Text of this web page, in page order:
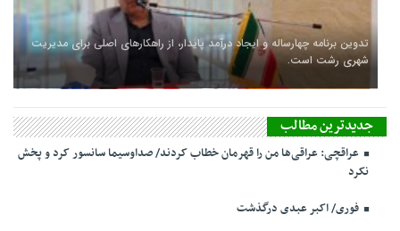
تدوین برنامه چهارساله و ایجاد درآمد پایدار، از راهکارهای اصلی برای مدیریت
شهری رشت است.
جدیدترین مطالب
عراقچی: عراقی‌ها من را قهرمان خطاب کردند/ صداوسیما سانسور کرد و پخش
نکرد
فوری/ اکبر عبدی درگذشت